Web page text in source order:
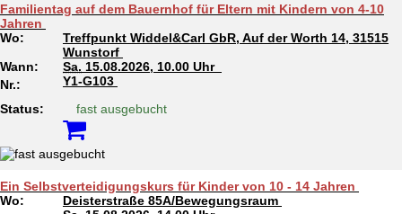
Familientag auf dem Bauernhof für Eltern mit Kindern von 4-10
Jahren
Wo:
Treffpunkt Widdel&Carl GbR, Auf der Worth 14, 31515
Wunstorf
Wann:
Sa. 15.08.2026, 10.00 Uhr
Nr.:
Y1-G103
Status:
fast ausgebucht
Ein Selbstverteidigungskurs für Kinder von 10 - 14 Jahren
Wo:
Deisterstraße 85A/Bewegungsraum